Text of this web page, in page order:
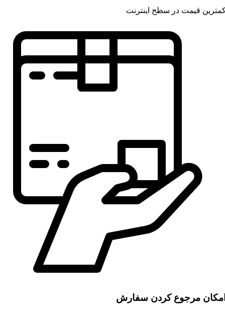
قیمت در سطح اینترنت
مرجوع کردن سفارش